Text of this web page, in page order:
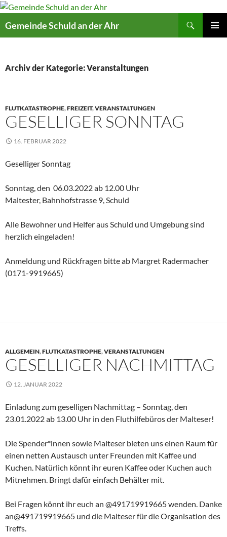
Gemeinde Schuld an der Ahr
Archiv der Kategorie: Veranstaltungen
FLUTKATASTROPHE,FREIZEIT,VERANSTALTUNGEN
GESELLIGER SONNTAG
16. FEBRUAR 2022
Geselliger Sonntag
Sonntag, den 06.03.2022 ab 12.00 Uhr
Maltester, Bahnhofstrasse 9, Schuld
Alle Bewohner und Helfer aus Schuld und Umgebung sind
herzlich eingeladen!
Anmeldung und Rückfragen bitte ab Margret Radermacher
(0171-9919665)
ALLGEMEIN,FLUTKATASTROPHE,VERANSTALTUNGEN
GESELLIGER NACHMITTAG
12. JANUAR 2022
Einladung zum geselligen Nachmittag – Sonntag, den
23.01.2022 ab 13.00 Uhr in den Fluthilfebüros der Malteser!
Die Spender*innen sowie Malteser bieten uns einen Raum für
einen netten Austausch unter Freunden mit Kaffee und
Kuchen. Natürlich könnt ihr euren Kaffee oder Kuchen auch
Mitnehmen. Bringt dafür einfach Behälter mit.
Bei Fragen könnt ihr euch an @491719919665 wenden. Danke
an@491719919665 und die Malteser für die Organisation des
Treffs.